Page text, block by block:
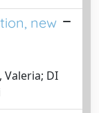
new
Valeria; DI